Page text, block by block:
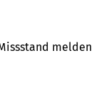
melden